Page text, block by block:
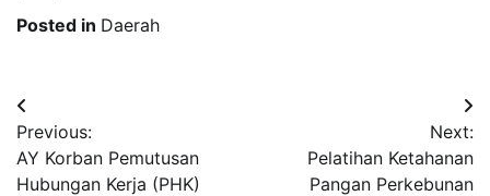
Posted in Daerah
Post
navigation
Previous:
AY Korban Pemutusan
Hubungan Kerja (PHK)
Next:
Pelatihan Ketahanan
Pangan Perkebunan